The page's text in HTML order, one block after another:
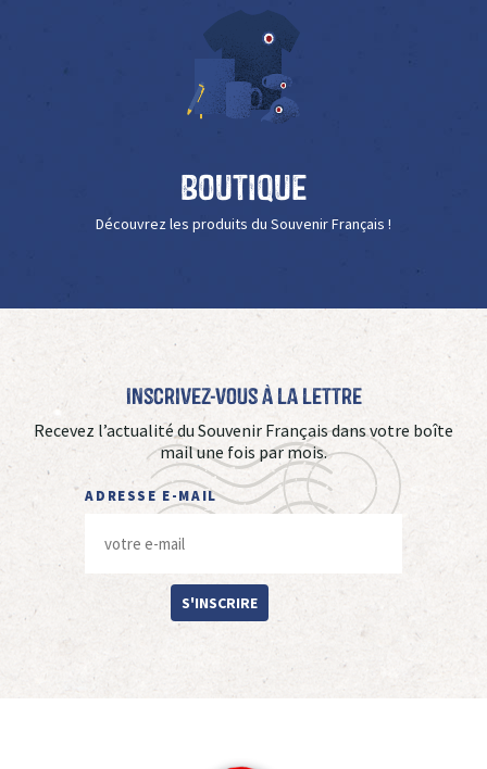
Boutique
Découvrez les produits du Souvenir Français !
Inscrivez-vous à La Lettre
Recevez l’actualité du Souvenir Français dans votre boîte
mail une fois par mois.
ADRESSE E-MAIL
S'INSCRIRE